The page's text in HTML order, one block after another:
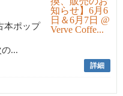
本ポップ
...
詳細